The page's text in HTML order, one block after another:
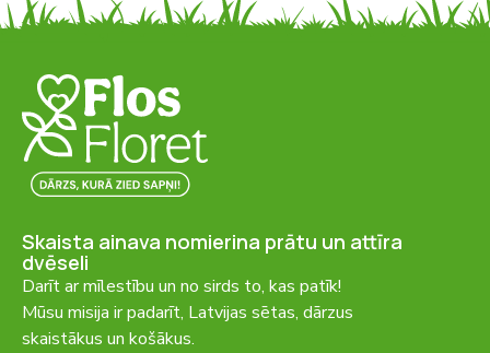
Skaista ainava nomierina prātu un attīra
dvēseli
Darīt ar mīlestību un no sirds to, kas patīk!
Mūsu misija ir padarīt, Latvijas sētas, dārzus
skaistākus un košākus.